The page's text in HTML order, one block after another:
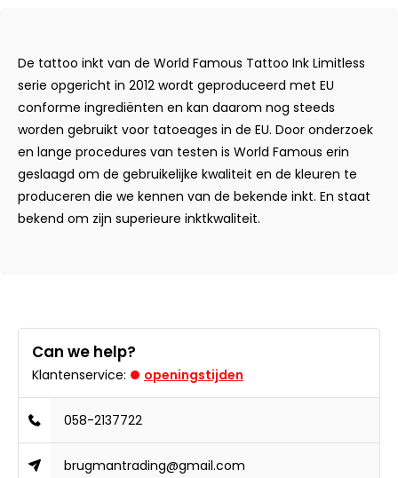
De tattoo inkt van de World Famous Tattoo Ink Limitless
serie opgericht in 2012 wordt geproduceerd met EU
conforme ingrediënten en kan daarom nog steeds
worden gebruikt voor tatoeages in de EU. Door onderzoek
en lange procedures van testen is World Famous erin
geslaagd om de gebruikelijke kwaliteit en de kleuren te
produceren die we kennen van de bekende inkt. En staat
bekend om zijn superieure inktkwaliteit.
Can we help?
Klantenservice: openingstijden
058-2137722
brugmantrading@gmail.com